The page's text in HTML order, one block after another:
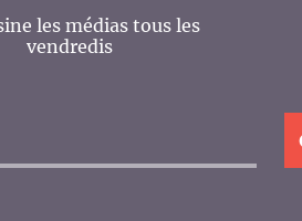
les médias tous les
vendredis